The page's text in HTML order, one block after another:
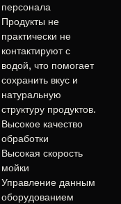
персонала
Продукты не
практически не
контактируют с
водой, что помогает
сохранить вкус и
натуральную
структуру продуктов.
Высокое качество
обработки
Высокая скорость
мойки
Управление данным
оборудованием